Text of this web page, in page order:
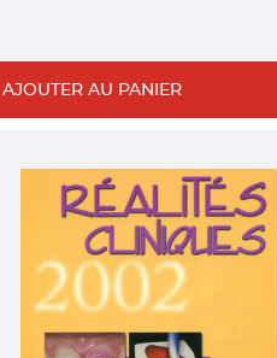
AJOUTER AU PANIER